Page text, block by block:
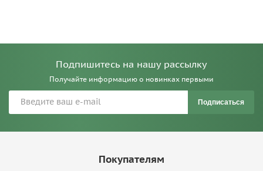
Подпишитесь на нашу рассылку
Получайте информацию о новинках первыми
Подписаться
Покупателям